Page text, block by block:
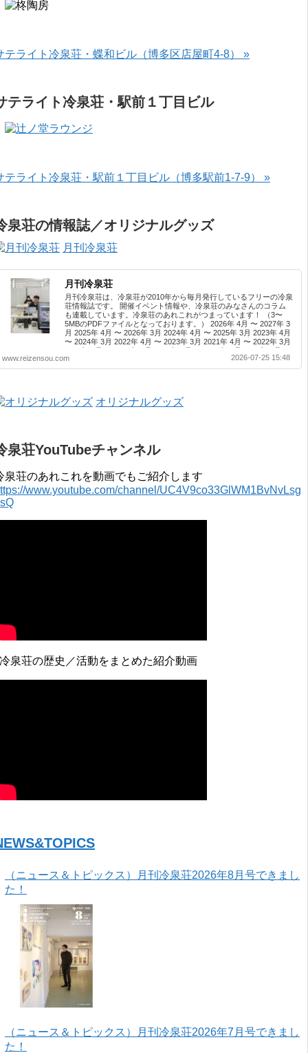
テライト冷泉荘・蝶和ビル（博多区店屋町4-8） »
テライト冷泉荘・駅前１丁目ビル
テライト冷泉荘・駅前１丁目ビル（博多駅前1-7-9） »
泉荘の情報誌／オリジナルグッズ
月刊冷泉荘
月刊冷泉荘
月刊冷泉荘は、冷泉荘が2010年から毎月発行しているフリーの冷泉
荘情報誌です。 開催イベント情報や、冷泉荘のみなさんのコラム
も連載しています。冷泉荘のあれこれがつまっています！ （3〜
5MBのPDFファイルとなっております。） 2026年 4月 〜 2027年 3
月 2025年 4月 〜 2026年 3月 2024年 4月 〜 2025年 3月 2023年 4月
〜 2024年 3月 2022年 4月 〜 2023年 3月 2021年 4月 〜 2022年 3月
2019年 3月 2017年 4月 〜 2018年 3月 2016年 4月 〜 2017年 3月
2015年 4月 〜 2016年 3月 2014年 4月 〜 2015年 3月 2013...
www.reizensou.com 2026-07-25 15:48
オリジナルグッズ
泉荘YouTubeチャンネル
泉荘のあれこれを動画でもご紹介します
www.youtube.com/channel/UC4V9co33GlWM1BvNvLsg
泉荘の歴史／活動をまとめた紹介動画
（ニュース＆トピックス）月刊冷泉荘2026年8月号できまし
た！
（ニュース＆トピックス）月刊冷泉荘2026年7月号できまし
た！